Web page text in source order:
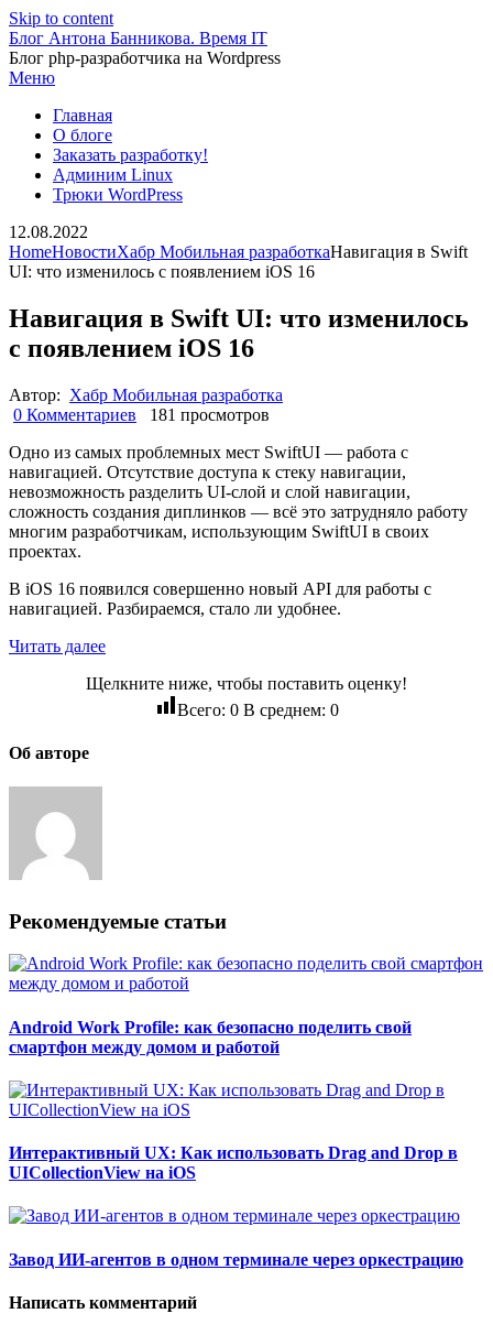
Skip to content
Блог Антона Банникова. Время IT
Блог php-разработчика на Wordpress
Меню
Главная
О блоге
Заказать разработку!
Админим Linux
Трюки WordPress
12.08.2022
HomeНовостиХабр Мобильная разработкаНавигация в Swift
UI: что изменилось с появлением iOS 16
Навигация в Swift UI: что изменилось
с появлением iOS 16
Автор: Хабр Мобильная разработка
0 Комментариев
181 просмотров
Одно из самых проблемных мест SwiftUI — работа с
навигацией. Отсутствие доступа к стеку навигации,
невозможность разделить UI-слой и слой навигации,
сложность создания диплинков — всё это затрудняло работу
многим разработчикам, использующим SwiftUI в своих
проектах.
В iOS 16 появился совершенно новый API для работы с
навигацией. Разбираемся, стало ли удобнее.
Читать далее
Щелкните ниже, чтобы поставить оценку!
Всего: 0В среднем: 0
Об авторе
Рекомендуемые статьи
Android Work Profile: как безопасно поделить свой
смартфон между домом и работой
Интерактивный UX: Как использовать Drag and Drop в
UICollectionView на iOS
Завод ИИ-агентов в одном терминале через оркестрацию
Написать комментарий